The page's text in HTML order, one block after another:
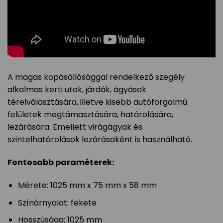
A magas kopásállósággal rendelkező szegély
alkalmas kerti utak, járdák, ágyások
térelválasztására, illetve kisebb autóforgalmú
felületek megtámasztására, határolására,
lezárására. Emellett virágágyak és
szintelhatárolások lezárásaként is használható.
Fontosabb paraméterek:
Mérete: 1025 mm x 75 mm x 58 mm
Színárnyalat: fekete
Hosszúsága: 1025 mm